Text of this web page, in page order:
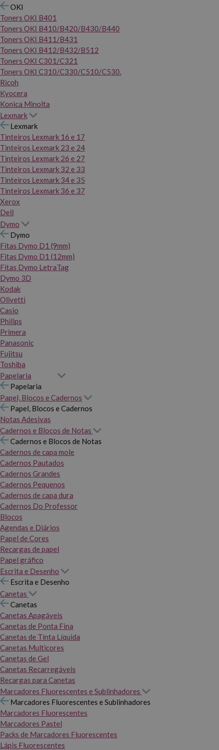
OKI
Toners OKI B401
Toners OKI B410/B420/B430/B440
Toners OKI B411/B431
Toners OKI B412/B432/B512
Toners OKI C301/C321
Toners OKI C310/C330/C510/C530.
Ricoh
Kyocera
Konica Minolta
Lexmark
Lexmark
Tinteiros Lexmark 16 e 17
Tinteiros Lexmark 23 e 24
Tinteiros Lexmark 26 e 27
Tinteiros Lexmark 32 e 33
Tinteiros Lexmark 34 e 35
Tinteiros Lexmark 36 e 37
Xerox
Dell
Dymo
Dymo
Fitas Dymo D1 (9mm)
Fitas Dymo D1 (12mm)
Fitas Dymo LetraTag
Dymo 3D
Kodak
Olivetti
Casio
Philips
Primera
Panasonic
Fujitsu
Toshiba
Papelaria
Papelaria
Papel, Blocos e Cadernos
Papel, Blocos e Cadernos
Notas Adesivas
Cadernos e Blocos de Notas
Cadernos e Blocos de Notas
Cadernos de capa mole
Cadernos Pautados
Cadernos Grandes
Cadernos Pequenos
Cadernos de capa dura
Cadernos Do Professor
Blocos
Agendas e Diários
Papel de Cores
Recargas de papel
Papel gráfico
Escrita e Desenho
Escrita e Desenho
Canetas
Canetas
Canetas Apagáveis
Canetas de Ponta Fina
Canetas de Tinta Líquida
Canetas Multicores
Canetas de Gel
Canetas Recarregáveis
Recargas para Canetas
Marcadores Fluorescentes e Sublinhadores
Marcadores Fluorescentes e Sublinhadores
Marcadores Fluorescentes
Marcadores Pastel
Packs de Marcadores Fluorescentes
Lápis Fluorescentes